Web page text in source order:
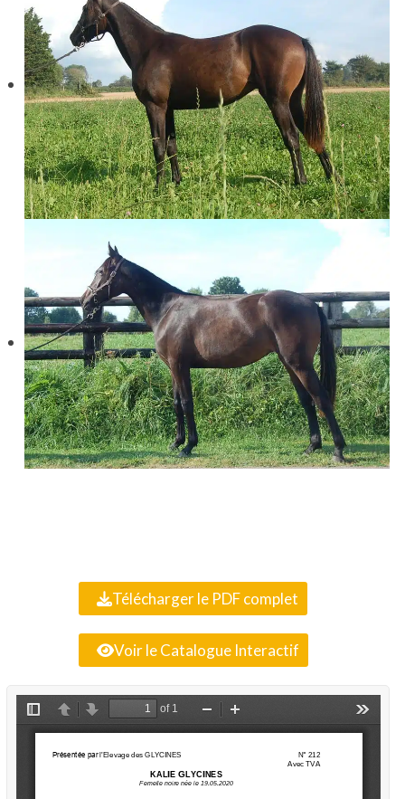
Télécharger le PDF complet
Voir le Catalogue Interactif